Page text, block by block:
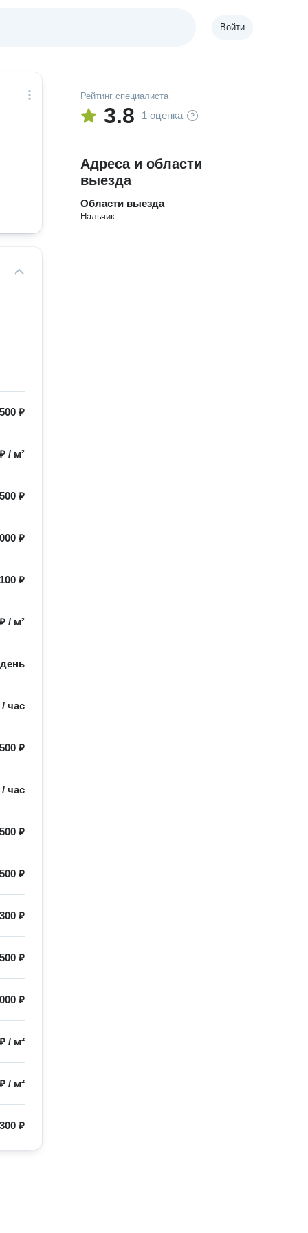
Войти
₽
/ м²
₽
₽
100 ₽
/ м²
день
/час
500 ₽
/час
₽
500 ₽
300 ₽
₽
₽
/ м²
/ м²
300 ₽
Рейтинг специалиста
3.8 1 оценка
Адреса и области
выезда
Области выезда
Нальчик